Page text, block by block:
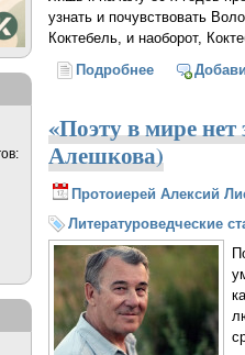
узнать и почувствовать
Коктебель, и наоборот,
Подробнеео Молитва
«Поэту в мире
Алешкова)
Протоиерей Алексий
Литературоведческие